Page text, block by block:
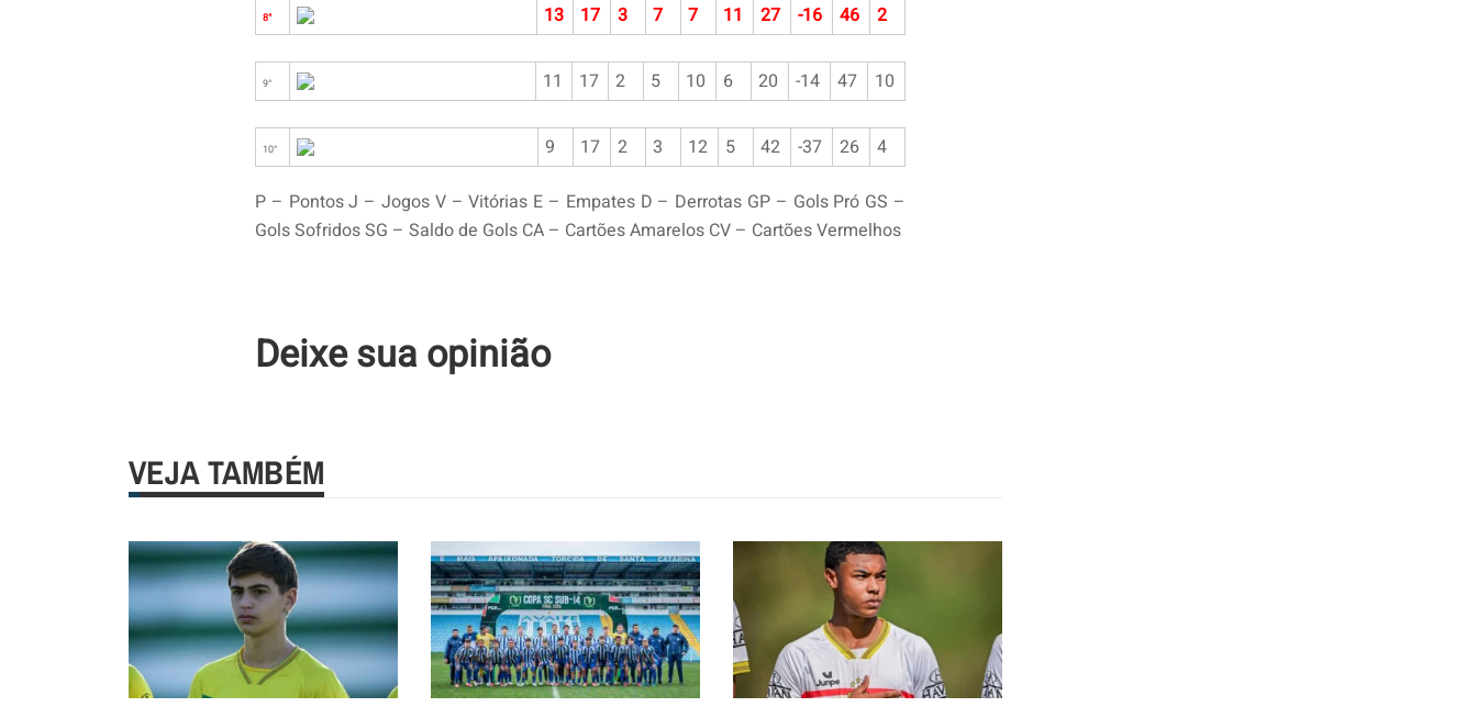
8° 13 17 3 7 7 11 27 -16 46 2
9° 11 17 2 5 10 6 20 -14 47 10
10° 9 17 2 3 12 5 42 -37 26 4
P – Pontos J – Jogos V – Vitórias E – Empates D – Derrotas GP – Gols Pró GS –
Gols Sofridos SG – Saldo de Gols CA – Cartões Amarelos CV – Cartões Vermelhos
Deixe sua opinião
VEJA TAMBÉM